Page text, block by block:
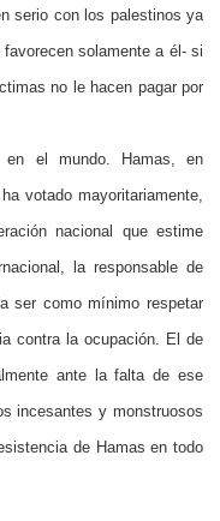
serio con los palestinos ya
solamente a él- si
no le hacen pagar por
el mundo. Hamas, en
votado mayoritariamente,
nacional que estime
la responsable de
ser como mínimo respetar
contra la ocupación. El de
ante la falta de ese
incesantes y monstruosos
de Hamas en todo